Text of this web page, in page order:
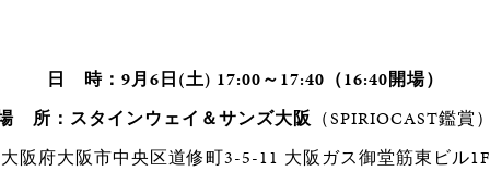
日 時：9月6日(土) 17:00～17:40（16:40開場）
所：スタインウェイ＆サンズ大阪 （SPIRIOCAST鑑賞）
大阪府大阪市中央区道修町3-5-11 大阪ガス御堂筋東ビル1F